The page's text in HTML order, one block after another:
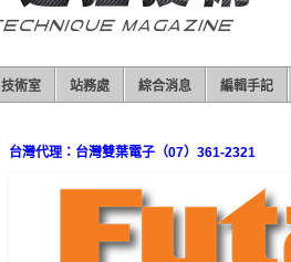
技術室 站務處 綜合消息 編輯手記
台灣代理：台灣雙葉電子（07）361-2321